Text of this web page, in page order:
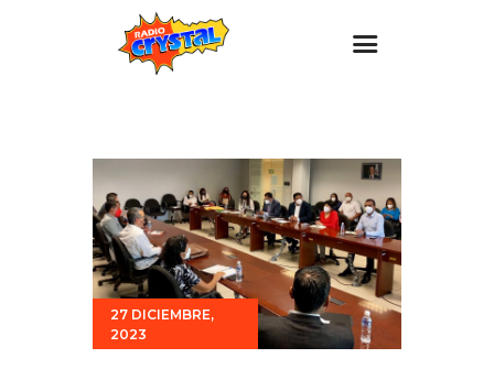
Estaciones
Eventos
Promociones
Noticias
Para ti
27 DICIEMBRE,
2023